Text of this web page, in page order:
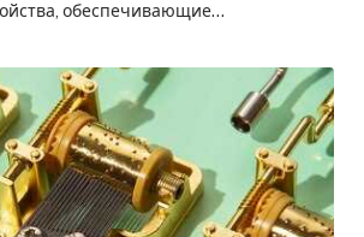
обеспечивающие…